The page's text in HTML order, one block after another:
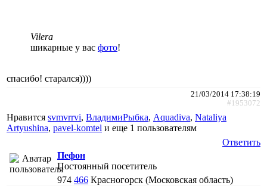
Vilera
шикарные у вас фото!
спасибо! старался))))
21/03/2014 17:38:19
#1953072
Нравится svmvrrvi, ВладимиРыбка, Aquadiva, Nataliya
Artyushina, pavel-komtel и еще 1 пользователям
Ответить
Пефон
Постоянный посетитель
974 466 Красногорск (Московская область)